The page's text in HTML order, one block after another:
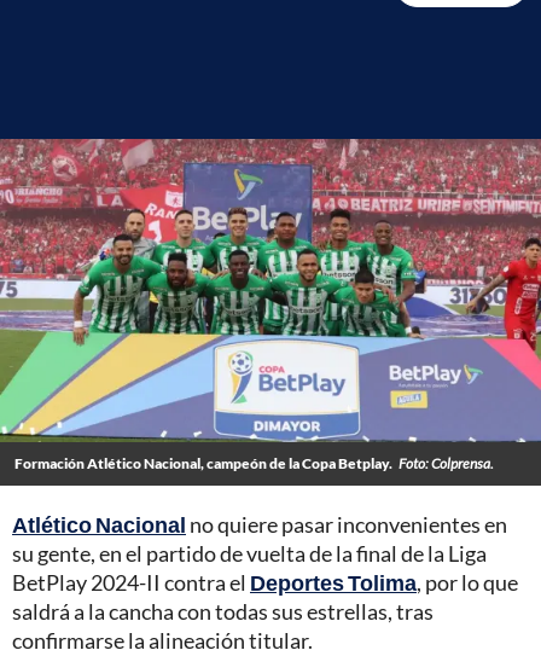
Formación Atlético Nacional, campeón de la Copa Betplay. Foto: Colprensa.
Atlético Nacional no quiere pasar inconvenientes en
su gente, en el partido de vuelta de la final de la Liga
BetPlay 2024-II contra el Deportes Tolima, por lo que
saldrá a la cancha con todas sus estrellas, tras
confirmarse la alineación titular.